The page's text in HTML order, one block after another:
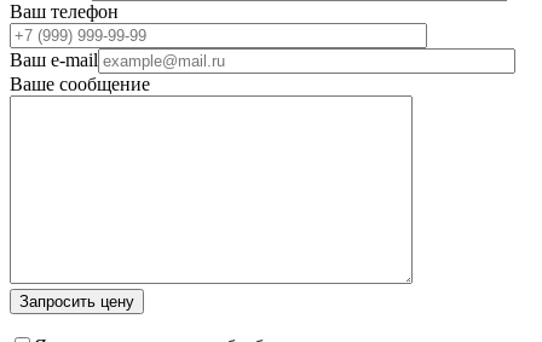
Ваш телефон
Ваш e-mail
Ваше сообщение